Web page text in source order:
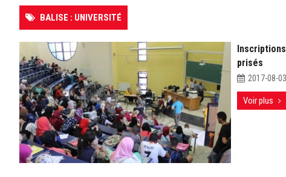
BALISE : UNIVERSITÉ
prisés
2017-08-03
Voir plus